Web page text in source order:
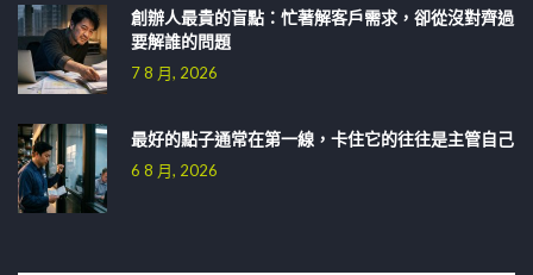
創辦人最貴的盲點：忙著解客戶需求，卻從沒對齊過
要解誰的問題
7 8 月, 2026
最好的點子通常在第一線，卡住它的往往是主管自己
6 8 月, 2026